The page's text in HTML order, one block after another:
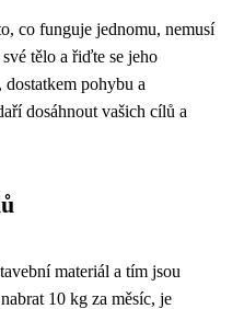
co funguje jednomu, nemusí
tělo a řiďte se jeho
pohybu a
dosáhnout vašich cílů a
materiál a tím jsou
10 kg za měsíc, je